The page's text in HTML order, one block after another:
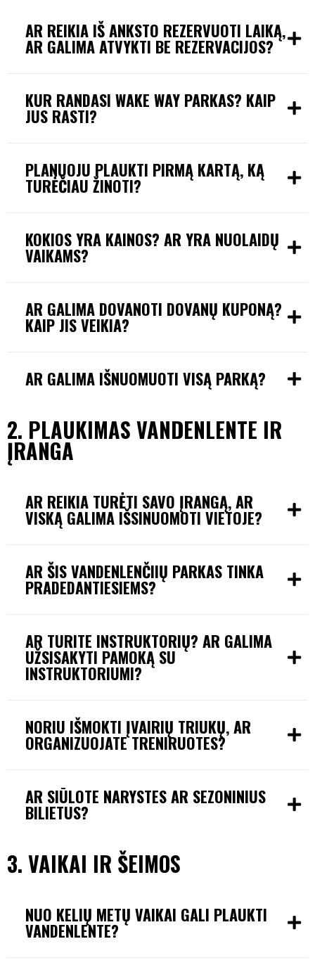
AR REIKIA IŠ ANKSTO REZERVUOTI LAIKĄ,
AR GALIMA ATVYKTI BE REZERVACIJOS?
KUR RANDASI WAKE WAY PARKAS? KAIP
JUS RASTI?
PLANUOJU PLAUKTI PIRMĄ KARTĄ, KĄ
TURĖČIAU ŽINOTI?
KOKIOS YRA KAINOS? AR YRA NUOLAIDŲ
VAIKAMS?
AR GALIMA DOVANOTI DOVANŲ KUPONĄ?
KAIP JIS VEIKIA?
AR GALIMA IŠNUOMUOTI VISĄ PARKĄ?
2. PLAUKIMAS VANDENLENTE IR
ĮRANGA
AR REIKIA TURĖTI SAVO ĮRANGĄ, AR
VISKĄ GALIMA IŠSINUOMOTI VIETOJE?
AR ŠIS VANDENLENČIIŲ PARKAS TINKA
PRADEDANTIESIEMS?
AR TURITE INSTRUKTORIŲ? AR GALIMA
UŽSISAKYTI PAMOKĄ SU
INSTRUKTORIUMI?
NORIU IŠMOKTI ĮVAIRIŲ TRIUKŲ, AR
ORGANIZUOJATE TRENIRUOTES?
AR SIŪLOTE NARYSTES AR SEZONINIUS
BILIETUS?
3. VAIKAI IR ŠEIMOS
NUO KELIŲ METŲ VAIKAI GALI PLAUKTI
VANDENLENTE?